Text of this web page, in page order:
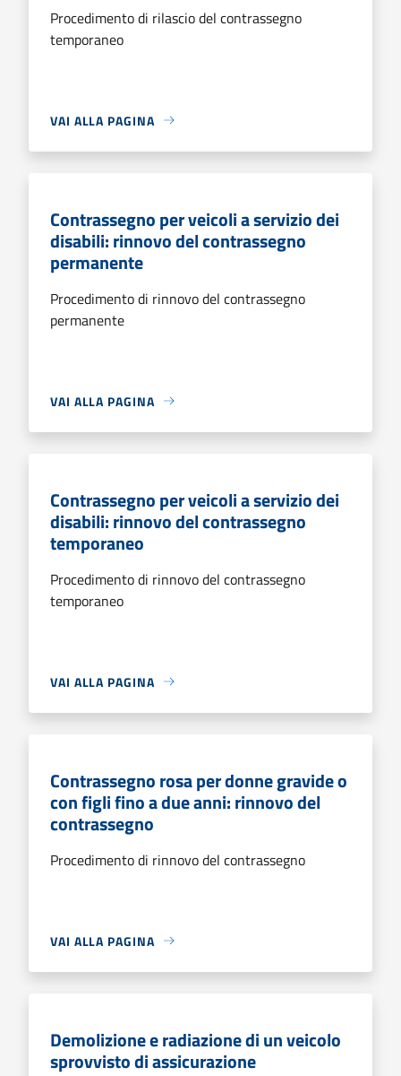
Procedimento di rilascio del contrassegno
temporaneo
VAI ALLA PAGINA
Contrassegno per veicoli a servizio dei
disabili: rinnovo del contrassegno
permanente
Procedimento di rinnovo del contrassegno
permanente
VAI ALLA PAGINA
Contrassegno per veicoli a servizio dei
disabili: rinnovo del contrassegno
temporaneo
Procedimento di rinnovo del contrassegno
temporaneo
VAI ALLA PAGINA
Contrassegno rosa per donne gravide o
con figli fino a due anni: rinnovo del
contrassegno
Procedimento di rinnovo del contrassegno
VAI ALLA PAGINA
Demolizione e radiazione di un veicolo
sprovvisto di assicurazione